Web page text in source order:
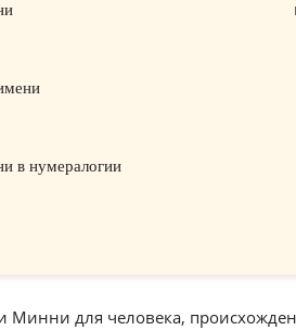
в нумералогии
Минни для человека,